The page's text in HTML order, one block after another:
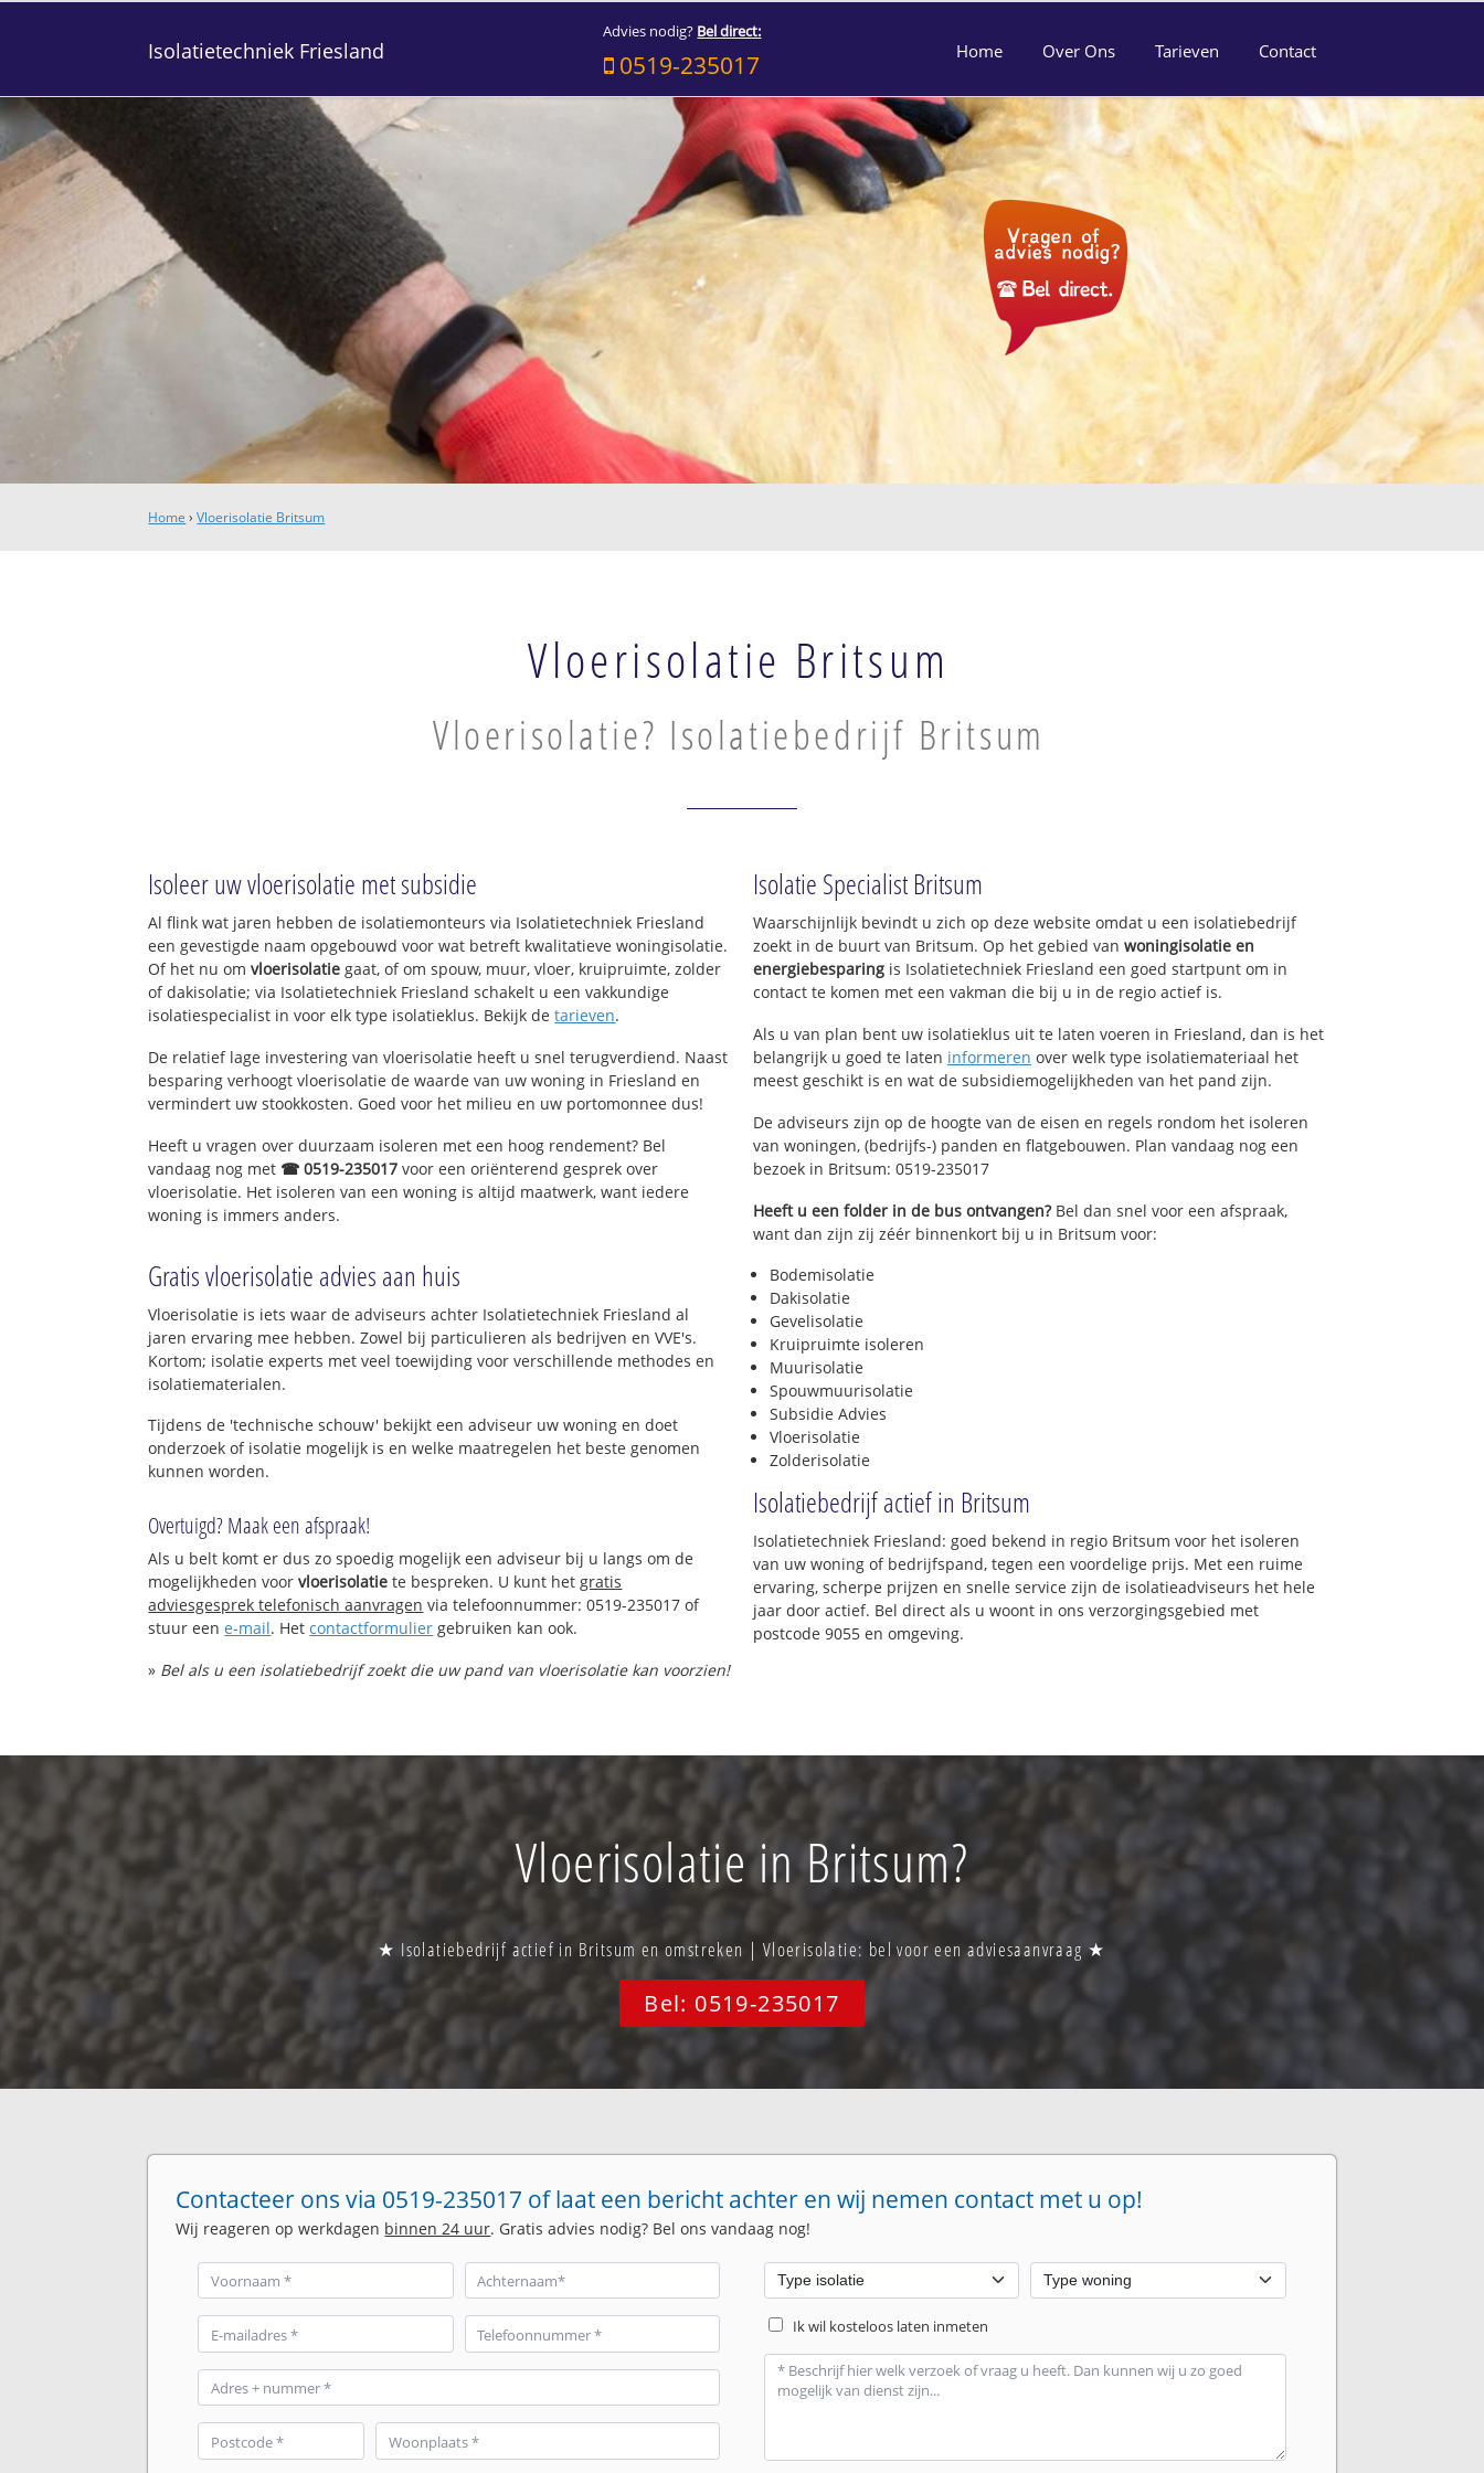
Isolatietechniek Friesland
Advies nodig? Bel direct:
0519-235017 Home Over Ons Tarieven Contact
Home ›Vloerisolatie Britsum
Vloerisolatie Britsum
Vloerisolatie? Isolatiebedrijf Britsum
Isoleer uw vloerisolatie met subsidie
Al flink wat jaren hebben de isolatiemonteurs via Isolatietechniek Friesland
een gevestigde naam opgebouwd voor wat betreft kwalitatieve woningisolatie.
Of het nu omvloerisolatie gaat, of om spouw, muur, vloer, kruipruimte, zolder
of dakisolatie; via Isolatietechniek Friesland schakelt u een vakkundige
isolatiespecialist in voor elk type isolatieklus. Bekijk detarieven.
De relatief lage investering van vloerisolatie heeft u snel terugverdiend. Naast
besparing verhoogt vloerisolatie de waarde van uw woning in Friesland en
vermindert uw stookkosten. Goed voor het milieu en uw portomonnee dus!
Heeft u vragen over duurzaam isoleren met een hoog rendement? Bel
vandaag nog met ☎ 0519-235017 voor een oriënterend gesprek over
vloerisolatie. Het isoleren van een woning is altijd maatwerk, want iedere
woning is immers anders.
Gratis vloerisolatie advies aan huis
Vloerisolatie is iets waar de adviseurs achter Isolatietechniek Friesland al
jaren ervaring mee hebben. Zowel bij particulieren als bedrijven en VVE's.
Kortom; isolatie experts met veel toewijding voor verschillende methodes en
isolatiematerialen.
Tijdens de 'technische schouw' bekijkt een adviseur uw woning en doet
onderzoek of isolatie mogelijk is en welke maatregelen het beste genomen
kunnen worden.
Overtuigd? Maak een afspraak!
Als u belt komt er dus zo spoedig mogelijk een adviseur bij u langs om de
mogelijkheden voorvloerisolatie te bespreken. U kunt hetgratis
adviesgesprek telefonisch aanvragen via telefoonnummer: 0519-235017 of
stuur eene-mail. Hetcontactformulier gebruiken kan ook.
» Bel als u een isolatiebedrijf zoekt die uw pand van vloerisolatie kan voorzien!
Isolatie Specialist Britsum
Waarschijnlijk bevindt u zich op deze website omdat u een isolatiebedrijf
zoekt in de buurt van Britsum. Op het gebied van woningisolatie en
energiebesparing is Isolatietechniek Friesland een goed startpunt om in
contact te komen met een vakman die bij u in de regio actief is.
Als u van plan bent uw isolatieklus uit te laten voeren in Friesland, dan is het
belangrijk u goed te laten informeren over welk type isolatiemateriaal het
meest geschikt is en wat de subsidiemogelijkheden van het pand zijn.
De adviseurs zijn op de hoogte van de eisen en regels rondom het isoleren
van woningen, (bedrijfs-) panden en flatgebouwen. Plan vandaag nog een
bezoek in Britsum: 0519-235017
Heeft u een folder in de bus ontvangen?Bel dan snel voor een afspraak,
want dan zijn zij zéér binnenkort bij u in Britsum voor:
Bodemisolatie
Dakisolatie
Gevelisolatie
Kruipruimte isoleren
Muurisolatie
Spouwmuurisolatie
Subsidie Advies
Vloerisolatie
Zolderisolatie
Isolatiebedrijf actief in Britsum
Isolatietechniek Friesland: goed bekend in regio Britsum voor het isoleren
van uw woning of bedrijfspand, tegen een voordelige prijs. Met een ruime
ervaring, scherpe prijzen en snelle service zijn de isolatieadviseurs het hele
jaar door actief. Bel direct als u woont in ons verzorgingsgebied met
postcode 9055 en omgeving.
Vloerisolatie in Britsum?
★ Isolatiebedrijf actief in Britsum en omstreken | Vloerisolatie: bel voor een adviesaanvraag ★
Bel: 0519-235017
Contacteer ons via 0519-235017 of laat een bericht achter en wij nemen contact met u op!
Wij reageren op werkdagen binnen 24 uur. Gratis advies nodig? Bel ons vandaag nog!
Ik wil kosteloos laten inmeten